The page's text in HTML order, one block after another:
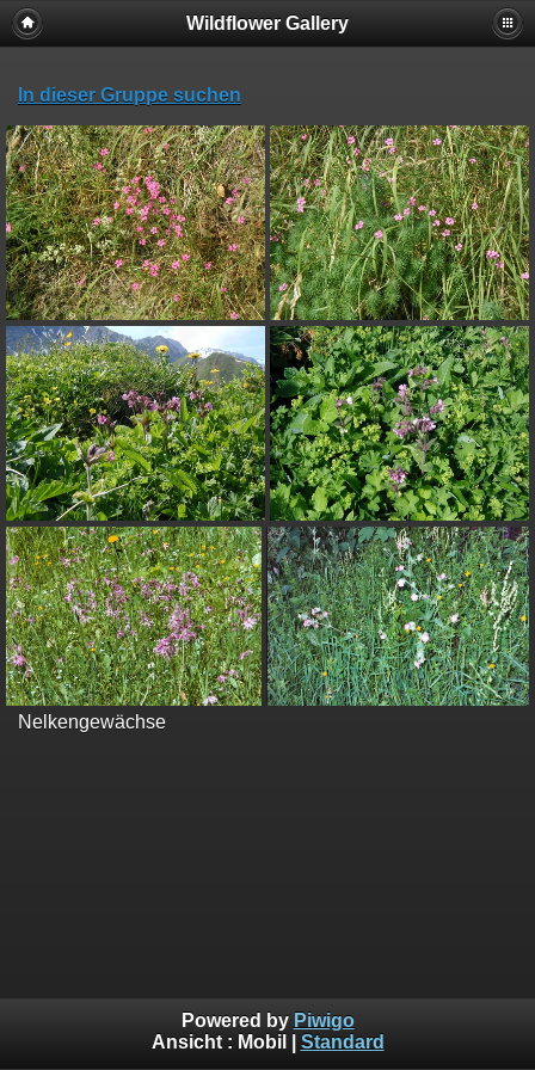
Wildflower Gallery
In dieser Gruppe suchen
Nelkengewächse
Powered by Piwigo
Ansicht : Mobil Standard